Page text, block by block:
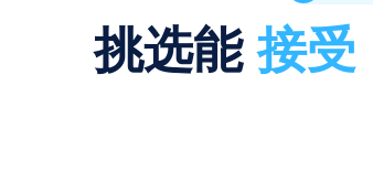
挑选能接受